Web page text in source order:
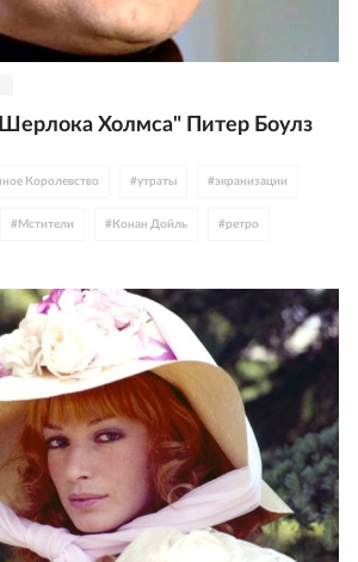
Холмса" Питер Боулз
Королевство #утраты #экранизации
# Мстители # Конан Дойль #ретро